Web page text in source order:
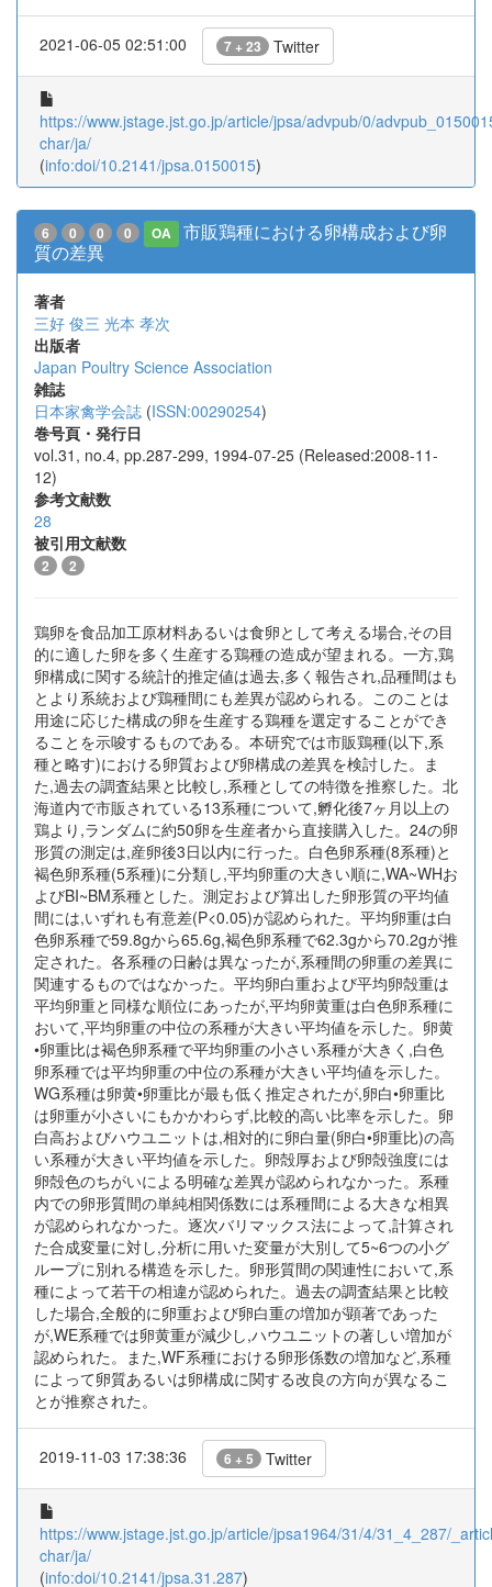
2021-06-05 02:51:00 7 + 23 Twitter
https://www.jstage.jst.go.jp/article/jpsa/advpub/0/
char/ja/
(info:doi/10.2141/jpsa.0150015)
6 0 0 0 OA
市販鶏種における卵構成および卵
質の差異
著者
三好 俊三 光本 孝次
出版者
Japan Poultry Science Association
雑誌
日本家禽学会誌 (ISSN:00290254)
巻号頁・発行日
vol.31, no.4, pp.287-299, 1994-07-25 (Released:2008-11-
12)
参考文献数
28
被引用文献数
2 2
鶏卵を食品加工原材料あるいは食卵として考える場合,その目
的に適した卵を多く生産する鶏種の造成が望まれる。一方,鶏
卵構成に関する統計的推定値は過去,多く報告され,品種間はも
とより系統および鶏種間にも差異が認められる。このことは
用途に応じた構成の卵を生産する鶏種を選定することができ
ることを示唆するものである。本研究では市販鶏種(以下,系
種と略す)における卵質および卵構成の差異を検討した。ま
た,過去の調査結果と比較し,系種としての特徴を推察した。北
海道内で市販されている13系種について,孵化後7ヶ月以上の
鶏より,ランダムに約50卵を生産者から直接購入した。24の卵
形質の測定は,産卵後3日以内に行った。白色卵系種(8系種)と
褐色卵系種(5系種)に分類し,平均卵重の大きい順に,WA~WHお
よびBI~BM系種とした。測定および算出した卵形質の平均値
間には,いずれも有意差(P<0.05)が認められた。平均卵重は白
色卵系種で59.8gから65.6g,褐色卵系種で62.3gから70.2gが推
定された。各系種の日齢は異なったが,系種間の卵重の差異に
関連するものではなかった。平均卵白重および平均卵殻重は
平均卵重と同様な順位にあったが,平均卵黄重は白色卵系種に
おいて,平均卵重の中位の系種が大きい平均値を示した。卵黄
•卵重比は褐色卵系種で平均卵重の小さい系種が大きく,白色
卵系種では平均卵重の中位の系種が大きい平均値を示した。
WG系種は卵黄•卵重比が最も低く推定されたが,卵白•卵重比
は卵重が小さいにもかかわらず,比較的高い比率を示した。卵
白高およびハウユニットは,相対的に卵白量(卵白•卵重比)の高
い系種が大きい平均値を示した。卵殻厚および卵殻強度には
卵殻色のちがいによる明確な差異が認められなかった。系種
内での卵形質間の単純相関係数には系種間による大きな相異
が認められなかった。逐次バリマックス法によって,計算され
た合成変量に対し,分析に用いた変量が大別して5~6つの小グ
ループに別れる構造を示した。卵形質間の関連性において,系
種によって若干の相違が認められた。過去の調査結果と比較
した場合,全般的に卵重および卵白重の増加が顕著であった
が,WE系種では卵黄重が減少し,ハウユニットの著しい増加が
認められた。また,WF系種における卵形係数の増加など,系種
によって卵質あるいは卵構成に関する改良の方向が異なるこ
とが推察された。
2019-11-03 17:38:36 6 + 5 Twitter
https://www.jstage.jst.go.jp/article/jpsa1964/31/4/31_4_287/
char/ja/
(info:doi/10.2141/jpsa.31.287)